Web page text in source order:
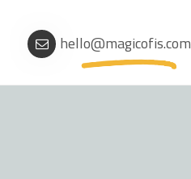
hello@magicofis.com